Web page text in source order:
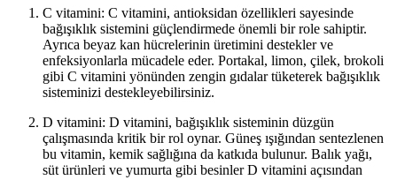
C vitamini: C vitamini, antioksidan özellikleri sayesinde
bağışıklık sistemini güçlendirmede önemli bir role sahiptir.
Ayrıca beyaz kan hücrelerinin üretimini destekler ve
enfeksiyonlarla mücadele eder. Portakal, limon, çilek, brokoli
gibi C vitamini yönünden zengin gıdalar tüketerek bağışıklık
sisteminizi destekleyebilirsiniz.
D vitamini: D vitamini, bağışıklık sisteminin düzgün
çalışmasında kritik bir rol oynar. Güneş ışığından sentezlenen
bu vitamin, kemik sağlığına da katkıda bulunur. Balık yağı,
süt ürünleri ve yumurta gibi besinler D vitamini açısından